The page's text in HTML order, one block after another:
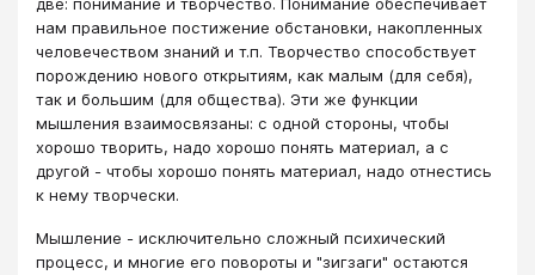
нам правильное постижение обстановки, накопленных
человечеством знаний и т.п. Творчество способствует
порождению нового открытиям, как малым (для себя),
так и большим (для общества). Эти же функции
мышления взаимосвязаны: с одной стороны, чтобы
хорошо творить, надо хорошо понять материал, а с
другой - чтобы хорошо понять материал, надо отнестись
к нему творчески.
Мышление - исключительно сложный психический
процесс, и многие его повороты и "зигзаги" остаются